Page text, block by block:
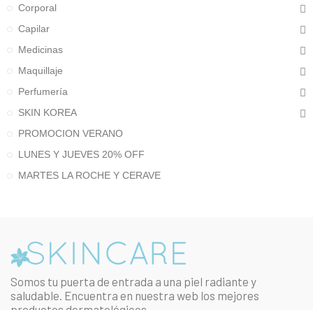
Corporal
Capilar
Medicinas
Maquillaje
Perfumería
SKIN KOREA
PROMOCION VERANO
LUNES Y JUEVES 20% OFF
MARTES LA ROCHE Y CERAVE
Somos tu puerta de entrada a una piel radiante y
saludable. Encuentra en nuestra web los mejores